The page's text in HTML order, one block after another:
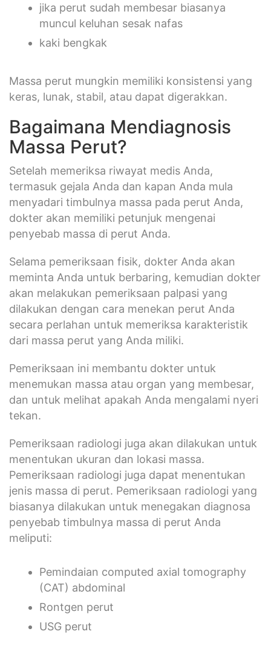
jika perut sudah membesar biasanya
muncul keluhan sesak nafas
kaki bengkak
Massa perut mungkin memiliki konsistensi yang
keras, lunak, stabil, atau dapat digerakkan.
Bagaimana Mendiagnosis
Massa Perut?
Setelah memeriksa riwayat medis Anda,
termasuk gejala Anda dan kapan Anda mula
menyadari timbulnya massa pada perut Anda,
dokter akan memiliki petunjuk mengenai
penyebab massa di perut Anda.
Selama pemeriksaan fisik, dokter Anda akan
meminta Anda untuk berbaring, kemudian dokter
akan melakukan pemeriksaan palpasi yang
dilakukan dengan cara menekan perut Anda
secara perlahan untuk memeriksa karakteristik
dari massa perut yang Anda miliki.
Pemeriksaan ini membantu dokter untuk
menemukan massa atau organ yang membesar,
dan untuk melihat apakah Anda mengalami nyeri
tekan.
Pemeriksaan radiologi juga akan dilakukan untuk
menentukan ukuran dan lokasi massa.
Pemeriksaan radiologi juga dapat menentukan
jenis massa di perut. Pemeriksaan radiologi yang
biasanya dilakukan untuk menegakan diagnosa
penyebab timbulnya massa di perut Anda
meliputi:
Pemindaian computed axial tomography
(CAT) abdominal
Rontgen perut
USG perut